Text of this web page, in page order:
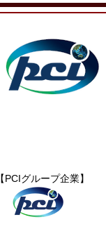
【PCIグループ企業】